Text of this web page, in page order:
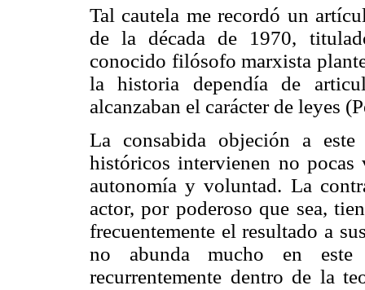
Tal cautela me recordó un
de la década de 1970,
conocido filósofo marxista
la historia dependía de
alcanzaban el carácter de leyes
La consabida objeción a
históricos intervienen no pocas
autonomía y voluntad. La
actor, por poderoso que sea,
frecuentemente el resultado a
no abunda mucho en este
recurrentemente dentro de la